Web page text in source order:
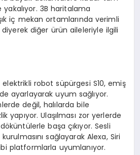
3B haritalama
iç mekan ortamlarında verimli
diğer ürün aileleriyle ilgili
elektrikli robot süpürgesi S10, emiş
ayarlayarak uyum sağlıyor.
değil, halılarda bile
yapıyor. Ulaşılması zor yerlerde
döküntülerle başa çıkıyor. Sesli
sağlayarak Alexa, Siri
platformlarla uyumlanıyor.